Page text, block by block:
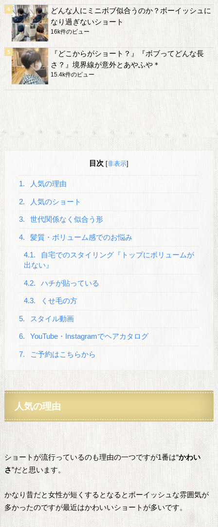
どんな人にミニボブ似合うのか？ボーイッシュに
なり過ぎないショート
16k件のビュー
『どこからがショート？』『ボブってどんな長
さ？』境界線が意外とあやふや＊
15.4k件のビュー
目次 [非表示]
1. 人気の理由
2. 人気のショート
3. 世代関係なく似合う形
4. 髪質・ボリューム感でのお悩み
4.1.
自宅でのスタイリング『トップにボリュームが
出ない』
4.2. ハチが貼っている
4.3. くせ毛の方
5. スタイル動画
6. YouTube・Instagramでヘアカタログ
7. ご予約はこちらから
人気の理由
ショートが流行っているのも理由の一つですが1番は“かわい
さ”だと思います。
かなり昔だと女性が短くするとなるとボーイッシュな雰囲気が
多かったのですが最近はかわいいショートが多いです。